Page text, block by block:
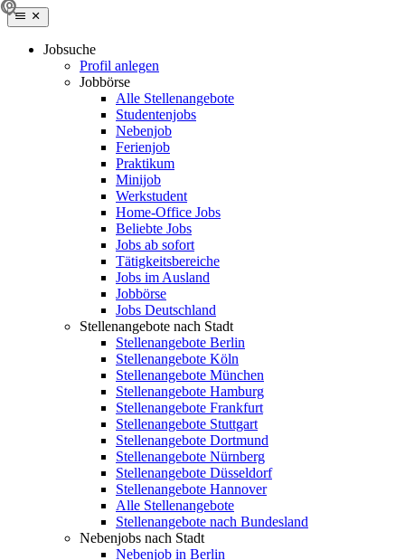
Jobsuche
Profil anlegen
Jobbörse
Alle Stellenangebote
Studentenjobs
Nebenjob
Ferienjob
Praktikum
Minijob
Werkstudent
Home-Office Jobs
Beliebte Jobs
Jobs ab sofort
Tätigkeitsbereiche
Jobs im Ausland
Jobbörse
Jobs Deutschland
Stellenangebote nach Stadt
Stellenangebote Berlin
Stellenangebote Köln
Stellenangebote München
Stellenangebote Hamburg
Stellenangebote Frankfurt
Stellenangebote Stuttgart
Stellenangebote Dortmund
Stellenangebote Nürnberg
Stellenangebote Düsseldorf
Stellenangebote Hannover
Alle Stellenangebote
Stellenangebote nach Bundesland
Nebenjobs nach Stadt
Nebenjob in Berlin